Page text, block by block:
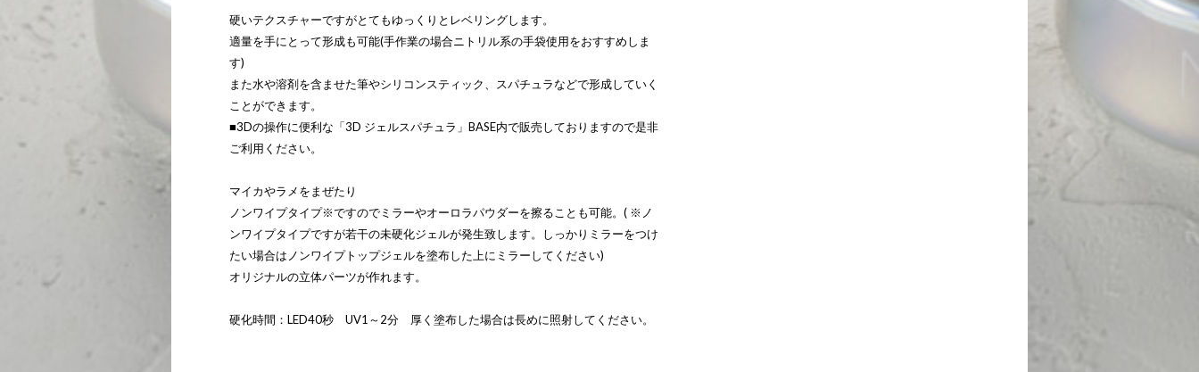
硬いテクスチャーですがとてもゆっくりとレベリングします。
適量を手にとって形成も可能(手作業の場合ニトリル系の手袋使用をおすすめしま
す)
また水や溶剤を含ませた筆やシリコンスティック、スパチュラなどで形成していく
ことができます。
■3Dの操作に便利な「3D ジェルスパチュラ」BASE内で販売しておりますので是非
ご利用ください。
マイカやラメをまぜたり
ノンワイプタイプ※ですのでミラーやオーロラパウダーを擦ることも可能。( ※ノ
ンワイプタイプですが若干の未硬化ジェルが発生致します。しっかりミラーをつけ
たい場合はノンワイプトップジェルを塗布した上にミラーしてください)
オリジナルの立体パーツが作れます。
硬化時間：LED40秒 UV1～2分 厚く塗布した場合は長めに照射してください。